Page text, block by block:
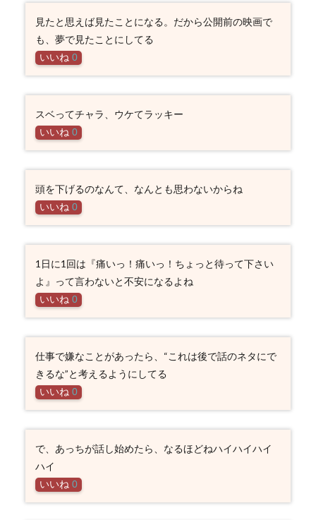
見たと思えば見たことになる。だから公開前の映画で
も、夢で見たことにしてる
いいね 0
スベってチャラ、ウケてラッキー
いいね 0
頭を下げるのなんて、なんとも思わないからね
いいね 0
1日に1回は『痛いっ！痛いっ！ちょっと待って下さい
よ』って言わないと不安になるよね
いいね 0
仕事で嫌なことがあったら、“これは後で話のネタにで
きるな”と考えるようにしてる
いいね 0
で、あっちが話し始めたら、なるほどねハイハイハイ
ハイ
いいね 0